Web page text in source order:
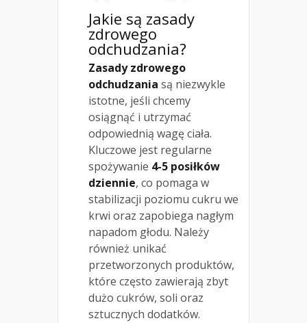
Jakie są zasady
zdrowego
odchudzania?
Zasady zdrowego
odchudzania są niezwykle
istotne, jeśli chcemy
osiągnąć i utrzymać
odpowiednią wagę ciała.
Kluczowe jest regularne
spożywanie 4-5 posiłków
dziennie, co pomaga w
stabilizacji poziomu cukru we
krwi oraz zapobiega nagłym
napadom głodu. Należy
również unikać
przetworzonych produktów,
które często zawierają zbyt
dużo cukrów, soli oraz
sztucznych dodatków.